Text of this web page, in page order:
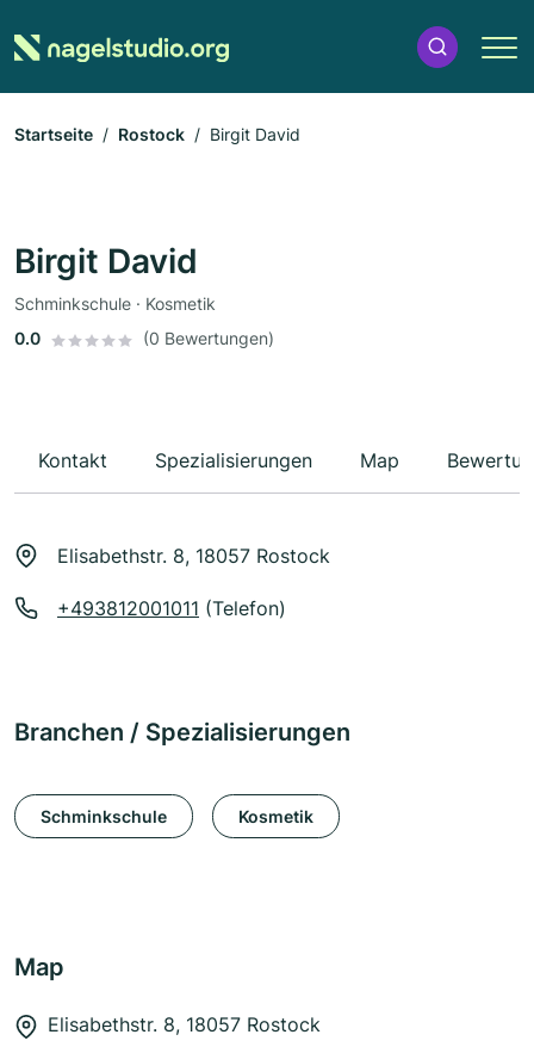
Startseite Rostock Birgit David
Birgit David
Schminkschule · Kosmetik
0.0
(0 Bewertungen)
Kontakt Spezialisierungen Map
Elisabethstr. 8, 18057 Rostock
+493812001011 (Telefon)
Branchen / Spezialisierungen
Schminkschule Kosmetik
Map
Elisabethstr. 8, 18057 Rostock